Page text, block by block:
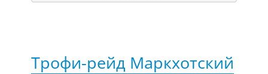
Трофи-рейд Маркхотский